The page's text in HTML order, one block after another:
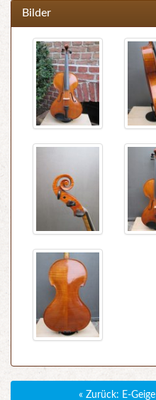
Bilder
« Zurück: E-Geige